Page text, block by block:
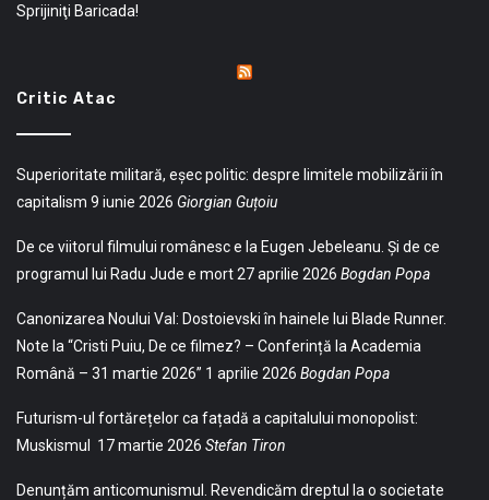
Sprijiniţi Baricada!
Critic Atac
Superioritate militară, eșec politic: despre limitele mobilizării în
capitalism 9 iunie 2026 Giorgian Guțoiu
De ce viitorul filmului românesc e la Eugen Jebeleanu. Și de ce
programul lui Radu Jude e mort27 aprilie 2026 Bogdan Popa
Canonizarea Noului Val: Dostoievski în hainele lui Blade Runner.
Note la “Cristi Puiu, De ce filmez? – Conferință la Academia
Română – 31 martie 2026” 1 aprilie 2026 Bogdan Popa
Futurism-ul fortărețelor ca fațadă a capitalului monopolist:
Muskismul 17 martie 2026 Stefan Tiron
Denunțăm anticomunismul. Revendicăm dreptul la o societate